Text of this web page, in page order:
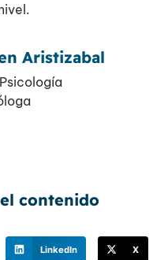
Aristizabal
contenido
LinkedIn X